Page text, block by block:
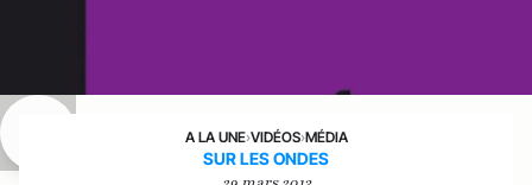
A LA UNE›VIDÉOS›MÉDIA
SUR LES ONDES